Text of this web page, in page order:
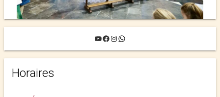
YouTube
Facebook
Instagram
WhatsApp
Horaires